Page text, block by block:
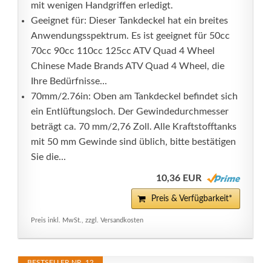
mit wenigen Handgriffen erledigt.
Geeignet für: Dieser Tankdeckel hat ein breites
Anwendungsspektrum. Es ist geeignet für 50cc
70cc 90cc 110cc 125cc ATV Quad 4 Wheel
Chinese Made Brands ATV Quad 4 Wheel, die
Ihre Bedürfnisse...
70mm/2.76in: Oben am Tankdeckel befindet sich
ein Entlüftungsloch. Der Gewindedurchmesser
beträgt ca. 70 mm/2,76 Zoll. Alle Kraftstofftanks
mit 50 mm Gewinde sind üblich, bitte bestätigen
Sie die...
10,36 EUR
Preis & Verfügbarkeit*
Preis inkl. MwSt., zzgl. Versandkosten